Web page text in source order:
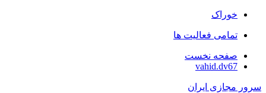
خوراک
تمامی فعالیت ها
صفحه نخست
vahid.dv67
سرور مجازی ایران